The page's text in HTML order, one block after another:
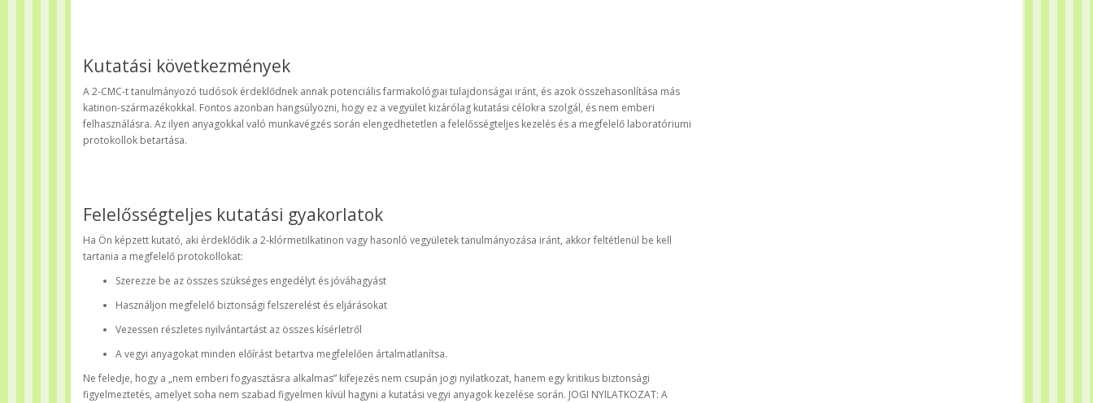
Kutatási következmények
A 2-CMC-t tanulmányozó tudósok érdeklődnek annak potenciális farmakológiai tulajdonságai iránt, és azok összehasonlítása más
katinon-származékokkal. Fontos azonban hangsúlyozni, hogy ez a vegyület kizárólag kutatási célokra szolgál, és nem emberi
felhasználásra. Az ilyen anyagokkal való munkavégzés során elengedhetetlen a felelősségteljes kezelés és a megfelelő laboratóriumi
protokollok betartása.
Felelősségteljes kutatási gyakorlatok
Ha Ön képzett kutató, aki érdeklődik a 2-klórmetilkatinon vagy hasonló vegyületek tanulmányozása iránt, akkor feltétlenül be kell
tartania a megfelelő protokollokat:
Szerezze be az összes szükséges engedélyt és jóváhagyást
Használjon megfelelő biztonsági felszerelést és eljárásokat
Vezessen részletes nyilvántartást az összes kísérletről
A vegyi anyagokat minden előírást betartva megfelelően ártalmatlanítsa.
Ne feledje, hogy a „nem emberi fogyasztásra alkalmas” kifejezés nem csupán jogi nyilatkozat, hanem egy kritikus biztonsági
figyelmeztetés, amelyet soha nem szabad figyelmen kívül hagyni a kutatási vegyi anyagok kezelése során. JOGI NYILATKOZAT: A